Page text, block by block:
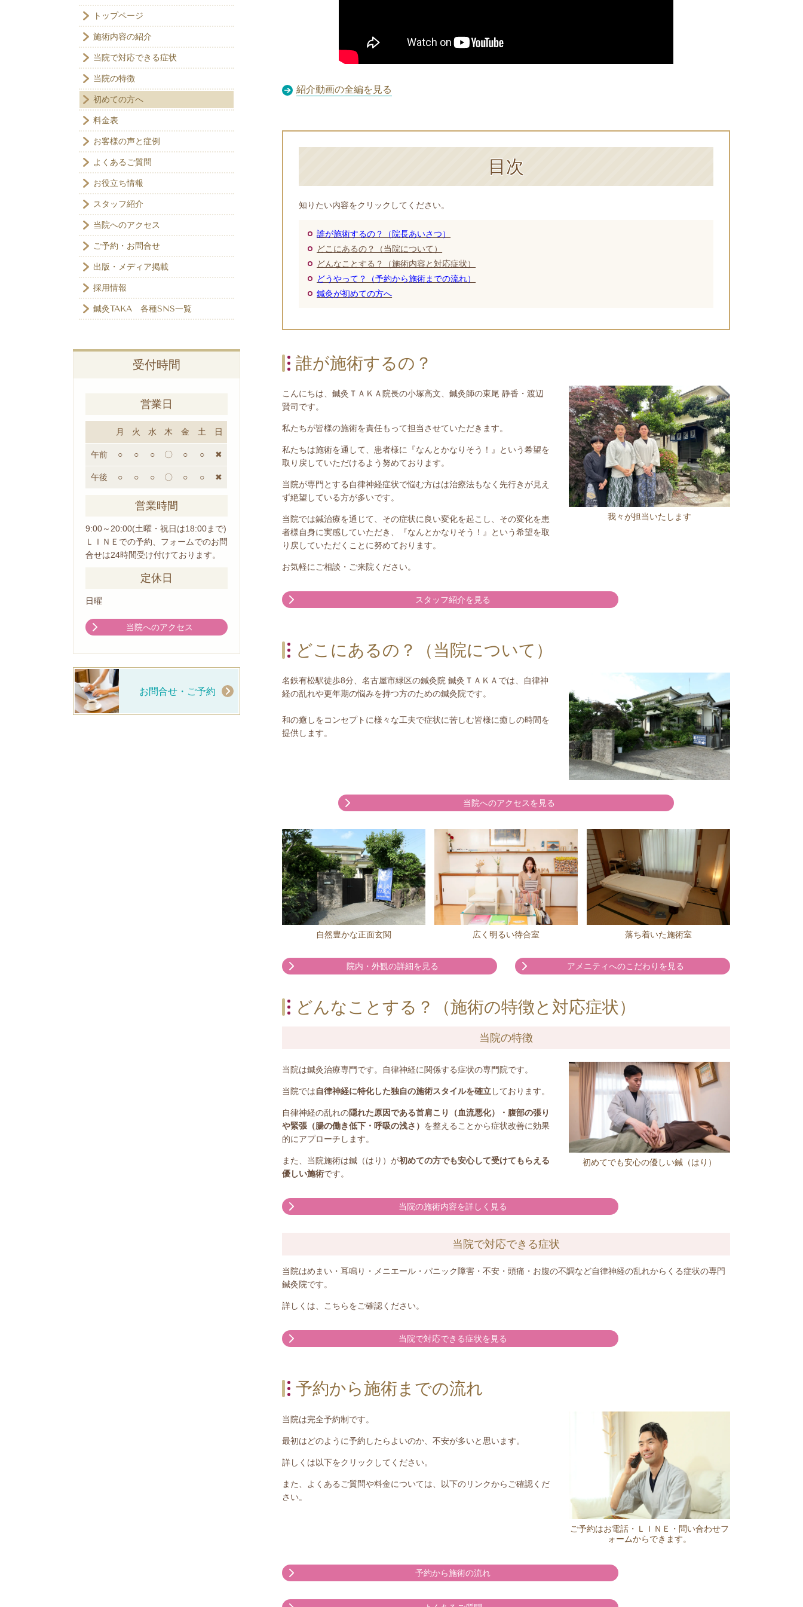
紹介動画の全編を見る
目次
知りたい内容をクリックしてください。
誰が施術するの？（院長あいさつ）
どこにあるの？（当院について）
どんなことする？（施術内容と対応症状）
どうやって？（予約から施術までの流れ）
鍼灸が初めての方へ
誰が施術するの？
我々が担当いたします
こんにちは、鍼灸ＴＡＫＡ院長の小塚高文、鍼灸師の東尾 静香・渡辺
賢司です。
私たちが皆様の施術を責任もって担当させていただきます。
私たちは施術を通して、患者様に『なんとかなりそう！』という希望を
取り戻していただけるよう努めております。
当院が専門とする自律神経症状で悩む方はは治療法もなく先行きが見え
ず絶望している方が多いです。
当院では鍼治療を通じて、その症状に良い変化を起こし、その変化を患
者様自身に実感していただき、『なんとかなりそう！』という希望を取
り戻していただくことに努めております。
お気軽にご相談・ご来院ください。
スタッフ紹介を見る
どこにあるの？（当院について）
名鉄有松駅徒歩8分、名古屋市緑区の鍼灸院 鍼灸ＴＡＫＡでは、自律神
経の乱れや更年期の悩みを持つ方のための鍼灸院です。
和の癒しをコンセプトに様々な工夫で症状に苦しむ皆様に癒しの時間を
提供します。
当院へのアクセスを見る
自然豊かな正面玄関 広く明るい待合室 落ち着いた施術室
院内・外観の詳細を見る アメニティへのこだわりを見る
どんなことする？（施術の特徴と対応症状）
当院の特徴
初めてでも安心の優しい鍼（はり）
当院は鍼灸治療専門です。自律神経に関係する症状の専門院です。
当院では自律神経に特化した独自の施術スタイルを確立しております。
自律神経の乱れの隠れた原因である首肩こり（血流悪化）・腹部の張り
や緊張（腸の働き低下・呼吸の浅さ） を整えることから症状改善に効果
的にアプローチします。
また、当院施術は鍼（はり）が初めての方でも安心して受けてもらえる
優しい施術です。
当院の施術内容を詳しく見る
当院で対応できる症状
当院はめまい・耳鳴り・メニエール・パニック障害・不安・頭痛・お腹の不調など自律神経の乱れからくる症状の専門
鍼灸院です。
詳しくは、こちらをご確認ください。
当院で対応できる症状を見る
予約から施術までの流れ
ご予約はお電話・ＬＩＮＥ・問い合わせフ
ォームからできます。
当院は完全予約制です。
最初はどのように予約したらよいのか、不安が多いと思います。
詳しくは以下をクリックしてください。
また、よくあるご質問や料金については、以下のリンクからご確認くだ
さい。
予約から施術の流れ
トップページ
施術内容の紹介
当院で対応できる症状
当院の特徴
初めての方へ
料金表
お客様の声と症例
よくあるご質問
お役立ち情報
スタッフ紹介
当院へのアクセス
ご予約・お問合せ
出版・メディア掲載
採用情報
鍼灸TAKA 各種SNS一覧
受付時間
営業日
月 火 水 木 金 土 日
午前 ○ ○ ○ 〇 ○ ○ ✖
午後 ○ ○ ○ 〇 ○ ○ ✖
営業時間
9:00～20:00(土曜・祝日は18:00まで)
ＬＩＮＥでの予約、フォームでのお問
合せは24時間受け付けております。
定休日
日曜
当院へのアクセス
お問合せ・ご予約